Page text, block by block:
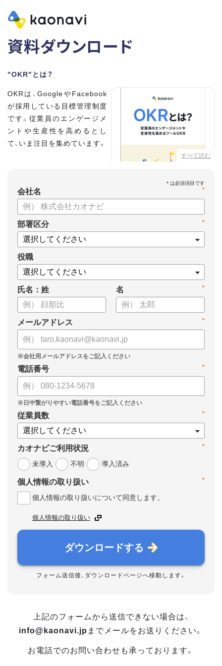
資料ダウンロード
"OKR"とは？
すべて読む
OKRは、GoogleやFacebook
が採用している目標管理制度
です。従業員のエンゲージメ
ントや生産性を高めるとし
て、いま注目を集めています。
・OKRと従来の目標管理制度
との違い
・OKRを導入、運用するにはどうすればいいのか
・OKRの運用を助けるツール
についてまとめましたので、ぜひお役立てください。
*
会社名
*
部署区分
役職
氏名：姓 *
名
*
メールアドレス
*
電話番号
*
従業員数
*
カオナビご利用状況
未導入
不明 導入済み
*
個人情報の取り扱い
個人情報の取り扱いについて同意します。
個人情報の取り扱い
ダウンロードする
フォーム送信後、ダウンロードページへ移動します。
上記のフォームから送信できない場合は、
info@kaonavi.jp までメールをお送りください。
お電話でのお問い合わせも承っております。